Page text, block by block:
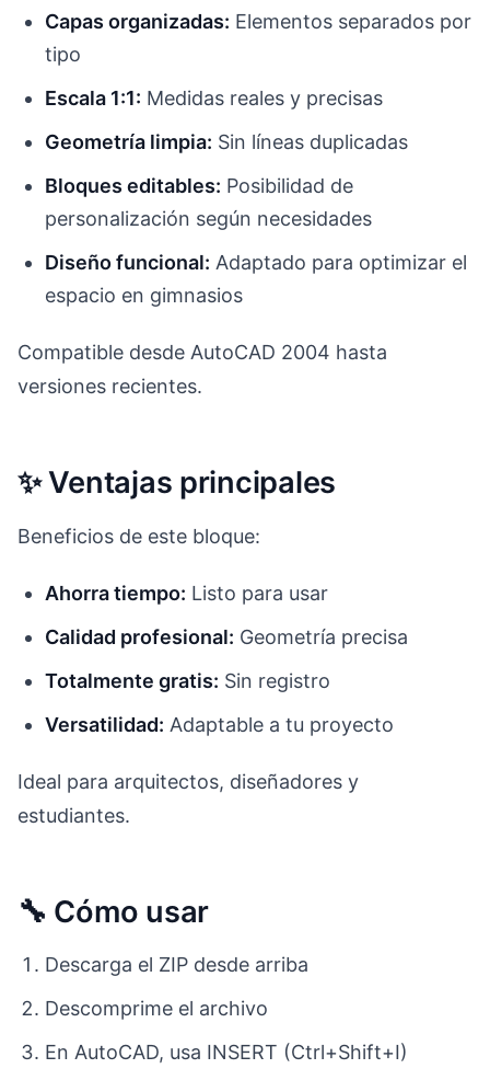
Capas organizadas: Elementos separados por
tipo
Escala 1:1: Medidas reales y precisas
Geometría limpia: Sin líneas duplicadas
Bloques editables: Posibilidad de
personalización según necesidades
Diseño funcional: Adaptado para optimizar el
espacio en gimnasios
Compatible desde AutoCAD 2004 hasta
versiones recientes.
✨ Ventajas principales
Beneficios de este bloque:
Ahorra tiempo: Listo para usar
Calidad profesional: Geometría precisa
Totalmente gratis: Sin registro
Versatilidad: Adaptable a tu proyecto
Ideal para arquitectos, diseñadores y
estudiantes.
🔧 Cómo usar
Descarga el ZIP desde arriba
Descomprime el archivo
En AutoCAD, usa INSERT (Ctrl+Shift+I)